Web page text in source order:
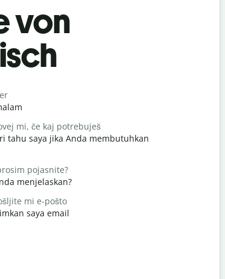
von
mi, če kaj potrebuješ
tahu saya jika Anda membutuhkan
pojasnite?
menjelaskan?
mi e-pošto
saya email